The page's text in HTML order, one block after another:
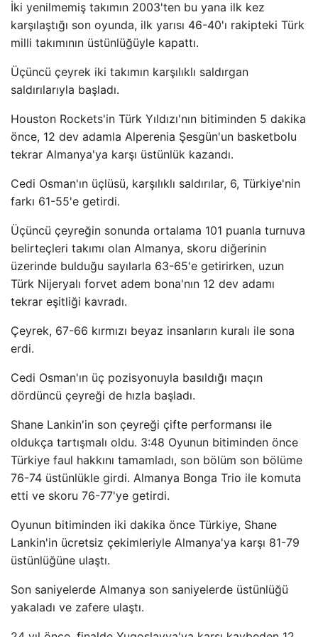
İki yenilmemiş takımın 2003'ten bu yana ilk kez
karşılaştığı son oyunda, ilk yarısı 46-40'ı rakipteki Türk
milli takımının üstünlüğüyle kapattı.
Üçüncü çeyrek iki takımın karşılıklı saldırgan
saldırılarıyla başladı.
Houston Rockets'in Türk Yıldızı'nın bitiminden 5 dakika
önce, 12 dev adamla Alperenia Şesgün'un basketbolu
tekrar Almanya'ya karşı üstünlük kazandı.
Cedi Osman'ın üçlüsü, karşılıklı saldırılar, 6, Türkiye'nin
farkı 61-55'e getirdi.
Üçüncü çeyreğin sonunda ortalama 101 puanla turnuva
belirteçleri takımı olan Almanya, skoru diğerinin
üzerinde bulduğu sayılarla 63-65'e getirirken, uzun
Türk Nijeryalı forvet adem bona'nın 12 dev adamı
tekrar eşitliği kavradı.
Çeyrek, 67-66 kırmızı beyaz insanların kuralı ile sona
erdi.
Cedi Osman'ın üç pozisyonuyla basıldığı maçın
dördüncü çeyreği de hızla başladı.
Shane Lankin'in son çeyreği çifte performansı ile
oldukça tartışmalı oldu. 3:48 Oyunun bitiminden önce
Türkiye faul hakkını tamamladı, son bölüm son bölüme
76-74 üstünlükle girdi. Almanya Bonga Trio ile komuta
etti ve skoru 76-77'ye getirdi.
Oyunun bitiminden iki dakika önce Türkiye, Shane
Lankin'in ücretsiz çekimleriyle Almanya'ya karşı 81-79
üstünlüğüne ulaştı.
Son saniyelerde Almanya son saniyelerde üstünlüğü
yakaladı ve zafere ulaştı.